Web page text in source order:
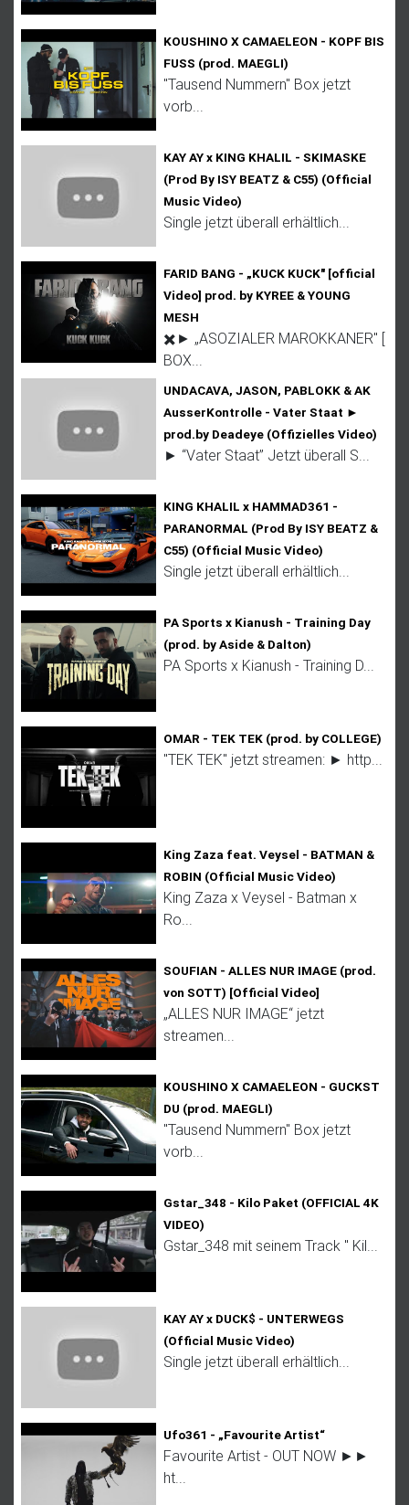
KOUSHINO X CAMAELEON - KOPF BIS
FUSS (prod. MAEGLI)
"Tausend Nummern" Box jetzt
vorb...
KAY AY x KING KHALIL - SKIMASKE
(Prod By ISY BEATZ & C55) (Official
Music Video)
Single jetzt überall erhältlich...
FARID BANG - „KUCK KUCK" [official
Video] prod. by KYREE & YOUNG
MESH
✖️► „ASOZIALER MAROKKANER" [
BOX...
UNDACAVA, JASON, PABLOKK & AK
AusserKontrolle - Vater Staat ►
prod.by Deadeye (Offizielles Video)
► “Vater Staat” Jetzt überall S...
KING KHALIL x HAMMAD361 -
PARANORMAL (Prod By ISY BEATZ &
C55) (Official Music Video)
Single jetzt überall erhältlich...
PA Sports x Kianush - Training Day
(prod. by Aside & Dalton)
PA Sports x Kianush - Training D...
OMAR - TEK TEK (prod. by COLLEGE)
"TEK TEK" jetzt streamen: ► http...
King Zaza feat. Veysel - BATMAN &
ROBIN (Official Music Video)
King Zaza x Veysel - Batman x
Ro...
SOUFIAN - ALLES NUR IMAGE (prod.
von SOTT) [Official Video]
„ALLES NUR IMAGE“ jetzt
streamen...
KOUSHINO X CAMAELEON - GUCKST
DU (prod. MAEGLI)
"Tausend Nummern" Box jetzt
vorb...
Gstar_348 - Kilo Paket (OFFICIAL 4K
VIDEO)
Gstar_348 mit seinem Track " Kil...
KAY AY x DUCK$ - UNTERWEGS
(Official Music Video)
Single jetzt überall erhältlich...
Ufo361 - „Favourite Artist“
Favourite Artist - OUT NOW ►►
ht...